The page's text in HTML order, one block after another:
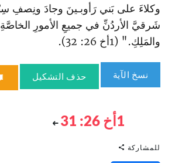
وكلاءَ على بَني رَأوبـينَ وجادَ
شَرقيَّ الأردُنِّ في جميعِ الأمورِ الخاصَّةِ
والمَلِكِ." (1أخ 26: 32).
نسخ الآية حذف التشكيل
1أخ 26: 31
للمشاركة